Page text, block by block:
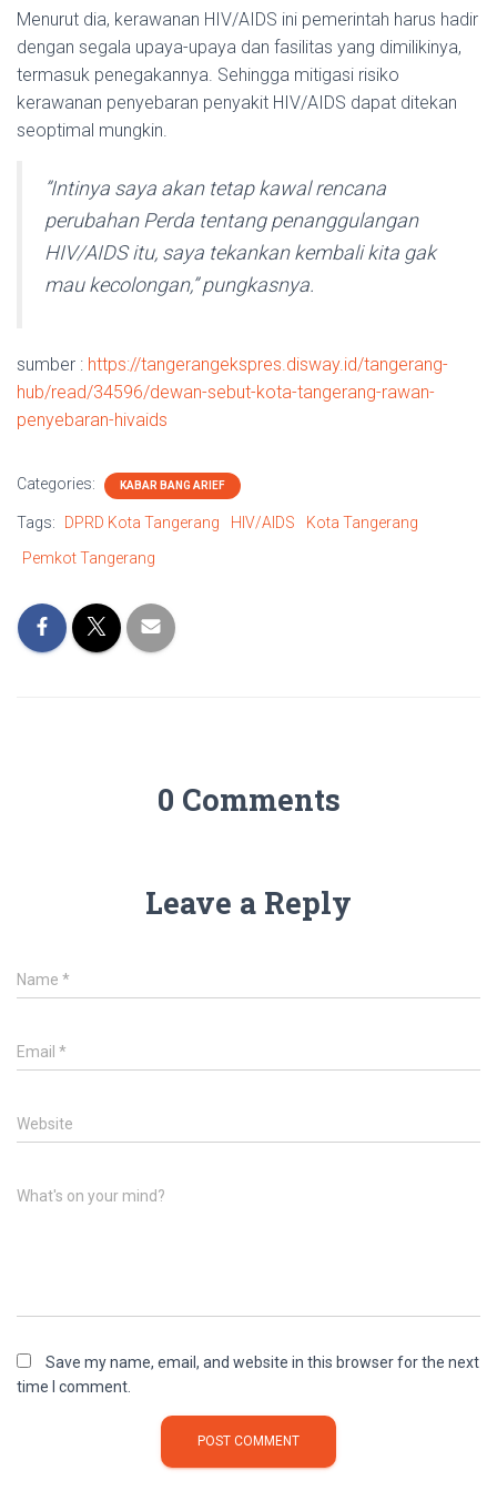
Menurut dia, kerawanan HIV/AIDS ini pemerintah harus hadir
dengan segala upaya-upaya dan fasilitas yang dimi­likinya,
termasuk penega­kan­nya. Sehingga mitigasi risiko
kerawanan penyebaran pe­nyakit HIV/AIDS dapat ditekan
seoptimal mungkin.
”Intinya saya akan tetap kawal rencana
perubahan Perda ten­tang penanggulangan
HIV/AIDS itu, saya tekankan kembali kita gak
mau kecolongan,” pung­kasnya.
sumber : https://tangerangekspres.disway.id/tangerang-
hub/read/34596/dewan-sebut-kota-tangerang-rawan-
penyebaran-hivaids
Categories: KABAR BANG ARIEF
Tags: DPRD Kota Tangerang HIV/AIDS
Kota Tangerang
Pemkot Tangerang
0 Comments
Leave a Reply
Name *
Email *
Website
What's on your mind?
Save my name, email, and website in this browser for the next
time I comment.